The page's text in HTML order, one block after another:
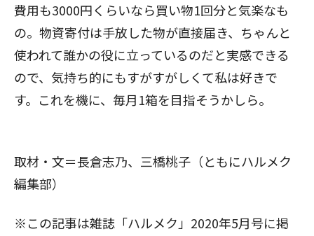
費用も3000円くらいなら買い物1回分と気楽なも
の。物資寄付は手放した物が直接届き、ちゃんと
使われて誰かの役に立っているのだと実感できる
ので、気持ち的にもすがすがしくて私は好きで
す。これを機に、毎月1箱を目指そうかしら。
取材・文＝長倉志乃、三橋桃子（ともにハルメク
編集部）
※この記事は雑誌「ハルメク」2020年5月号に掲